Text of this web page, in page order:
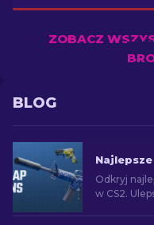
ZOBACZ
BLOG
Odkryj
w CS2.